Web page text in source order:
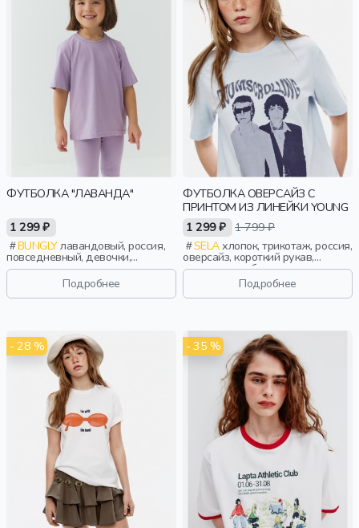
ФУТБОЛКА "ЛАВАНДА"
1 299 ₽
BUNGLYлавандовый, россия,
повседневный, девочки,
малыши, дошкольники, дети
Подробнее
ФУТБОЛКА ОВЕРСАЙЗ С
ПРИНТОМ ИЗ ЛИНЕЙКИ YOUNG
1 299 ₽ 1 799 ₽
SELAхлопок, трикотаж, россия,
оверсайз, короткий рукав,
короткие, свободные, принт,
вырез, круглый вырез, девочки,
старшеклассники, дети
Подробнее
- 28 % - 35 %